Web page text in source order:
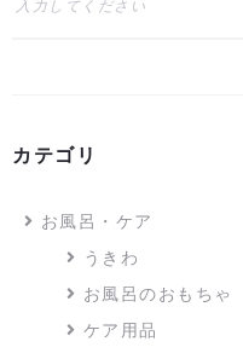
カテゴリ
お風呂・ケア
うきわ
お風呂のおもちゃ
ケア用品